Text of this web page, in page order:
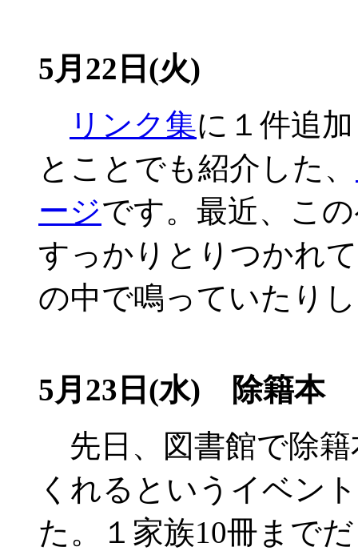
5月22日(火)
リンク集に１件追
とことでも紹介した、
ージです。最近、こ
すっかりとりつかれ
の中で鳴っていたり
5月23日(水) 除籍本
先日、図書館で除籍
くれるというイベン
た。１家族10冊まで